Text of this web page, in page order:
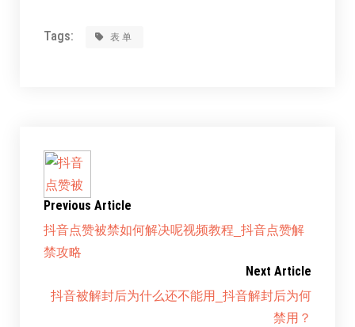
Tags: 表单
Previous Article
抖音点赞被禁如何解决呢视频教程_抖音点赞解
禁攻略
Next Article
抖音被解封后为什么还不能用_抖音解封后为何
禁用？